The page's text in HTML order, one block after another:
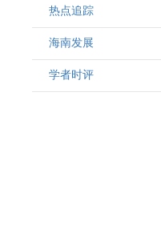
热点追踪
海南发展
学者时评